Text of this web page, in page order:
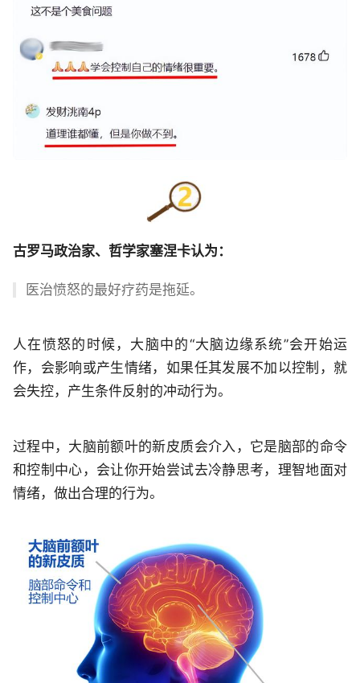
古罗马政治家、哲学家塞涅卡认为：
医治愤怒的最好疗药是拖延。
人在愤怒的时候，大脑中的“大脑边缘系统”会开始运
作，会影响或产生情绪，如果任其发展不加以控制，就
会失控，产生条件反射的冲动行为。
过程中，大脑前额叶的新皮质会介入，它是脑部的命令
和控制中心，会让你开始尝试去冷静思考，理智地面对
情绪，做出合理的行为。